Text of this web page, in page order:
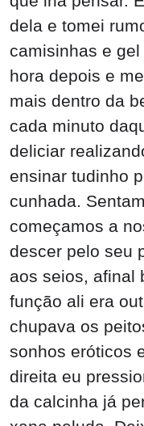
dela e tomei
camisinhas e
hora depois e
mais dentro da
cada minuto
deliciar
ensinar tudinho
cunhada.
começamos a
descer pelo seu
aos seios, afinal
função ali era
chupava os
sonhos eróticos
direita eu
da calcinha já